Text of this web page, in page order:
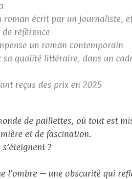
roman écrit par un journaliste,
référence
un roman contemporain
qualité littéraire, dans un
reçus des prix en 2025
de paillettes, où tout est
et de fascination.
?
l’ombre — une obscurité qui